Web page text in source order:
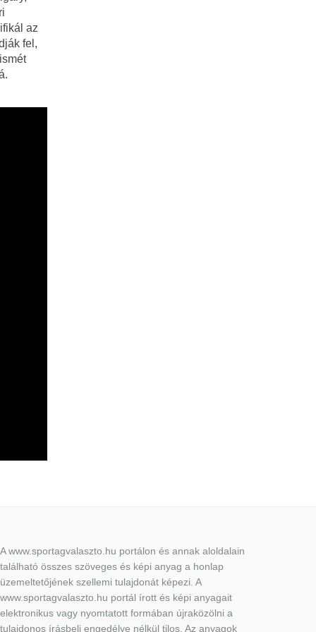
az
fel,
A www.sportagvalaszto.hu portálon és annak aloldalain
található összes szöveges és képi anyag a honlap
üzemeltetőjének szellemi tulajdonát képezi. A
www.sportagvalaszto.hu portál írott és képi anyagait
elektronikus vagy nyomtatott formában újraközölni a
tulajdonos írásbeli engedélye nélkül tilos. Az anyagok